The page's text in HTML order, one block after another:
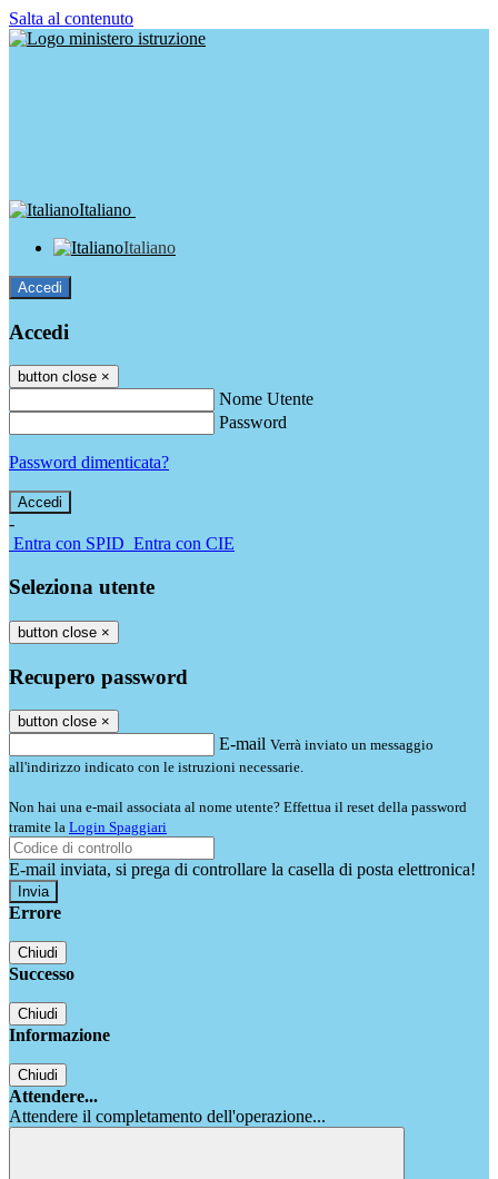
Salta al contenuto
Italiano
Italiano
Accedi
Accedi
button close ×
Nome Utente
Password
Password dimenticata?
-
Entra con SPID Entra con CIE
Seleziona utente
button close ×
Recupero password
button close ×
E-mail Verrà inviato un messaggio
all'indirizzo indicato con le istruzioni necessarie.
Non hai una e-mail associata al nome utente? Effettua il reset della password
tramite la Login Spaggiari
E-mail inviata, si prega di controllare la casella di posta elettronica!
Errore
Chiudi
Successo
Chiudi
Informazione
Chiudi
Attendere...
Attendere il completamento dell'operazione...